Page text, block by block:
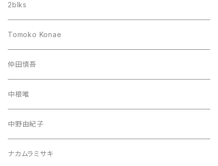
2blks
Tomoko Konae
仲田慎吾
中根唯
中野由紀子
ナカムラミサキ